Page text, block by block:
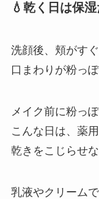
💧乾く日は保
洗顔後、頬がすぐ
口まわりが粉っぽ
メイク前に粉っ
こんな日は、薬
乾きをこじらせ
乳液やクリーム